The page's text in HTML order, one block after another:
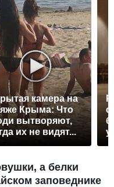
камера на
Крыма: Что
вытворяют,
их не видят...
а белки
заповеднике